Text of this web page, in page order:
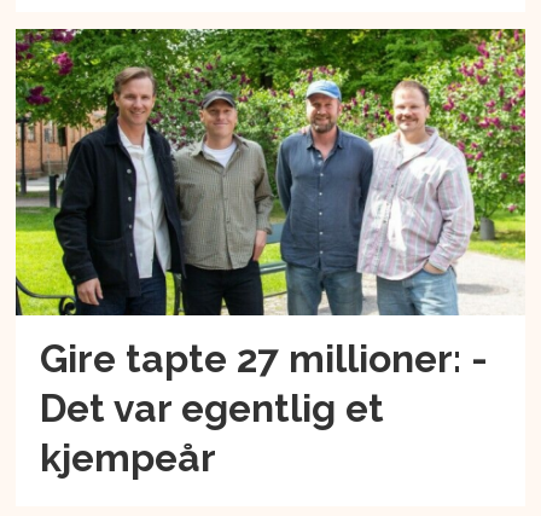
Gire tapte 27 millioner: -
Det var egentlig et
kjempeår